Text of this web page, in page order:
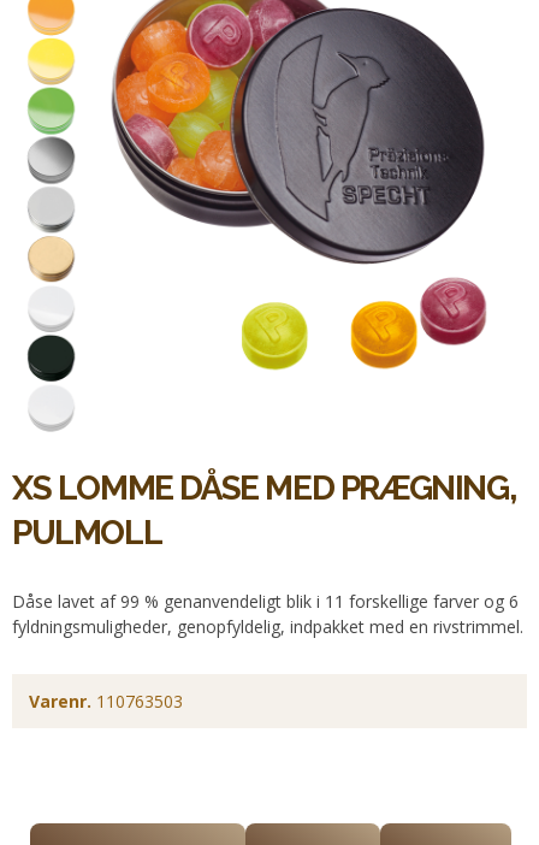
XS LOMME DÅSE MED PRÆGNING,
PULMOLL
Dåse lavet af 99 % genanvendeligt blik i 11 forskellige farver og 6
fyldningsmuligheder, genopfyldelig, indpakket med en rivstrimmel.
Varenr. 110763503